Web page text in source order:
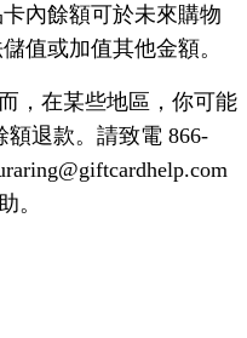
內餘額可於未來購物
值或加值其他金額。
，在某些地區，你可能
退款。請致電 866-
。